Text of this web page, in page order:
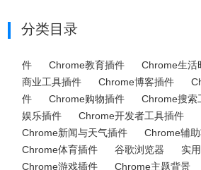
分类目录
件
Chrome教育插件 Chrome生活
商业工具插件
Chrome博客插件
件
Chrome购物插件 Chrome搜索
娱乐插件
Chrome开发者工具插件
Chrome新闻与天气插件
Chrome辅
Chrome体育插件
谷歌浏览器
实
Chrome游戏插件
Chrome主题背景